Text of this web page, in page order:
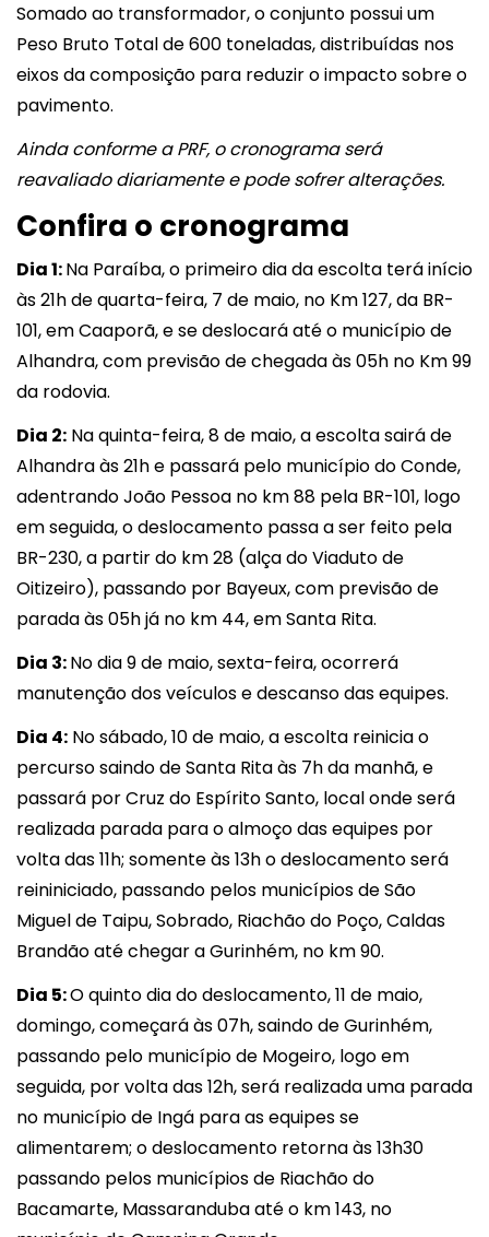
Somado ao transformador, o conjunto possui um
Peso Bruto Total de 600 toneladas, distribuídas nos
eixos da composição para reduzir o impacto sobre o
pavimento.
Ainda conforme a PRF, o cronograma será
reavaliado diariamente e pode sofrer alterações.
Confira o cronograma
Dia 1:Na Paraíba, o primeiro dia da escolta terá início
às 21h de quarta-feira, 7 de maio, no Km 127, da BR-
101, em Caaporã, e se deslocará até o município de
Alhandra, com previsão de chegada às 05h no Km 99
da rodovia.
Dia 2: Na quinta-feira, 8 de maio, a escolta sairá de
Alhandra às 21h e passará pelo município do Conde,
adentrando João Pessoa no km 88 pela BR-101, logo
em seguida, o deslocamento passa a ser feito pela
BR-230, a partir do km 28 (alça do Viaduto de
Oitizeiro), passando por Bayeux, com previsão de
parada às 05h já no km 44, em Santa Rita.
Dia 3:No dia 9 de maio, sexta-feira, ocorrerá
manutenção dos veículos e descanso das equipes.
Dia 4: No sábado, 10 de maio, a escolta reinicia o
percurso saindo de Santa Rita às 7h da manhã, e
passará por Cruz do Espírito Santo, local onde será
realizada parada para o almoço das equipes por
volta das 11h; somente às 13h o deslocamento será
reininiciado, passando pelos municípios de São
Miguel de Taipu, Sobrado, Riachão do Poço, Caldas
Brandão até chegar a Gurinhém, no km 90.
Dia 5:O quinto dia do deslocamento, 11 de maio,
domingo, começará às 07h, saindo de Gurinhém,
passando pelo município de Mogeiro, logo em
seguida, por volta das 12h, será realizada uma parada
no município de Ingá para as equipes se
alimentarem; o deslocamento retorna às 13h30
passando pelos municípios de Riachão do
Bacamarte, Massaranduba até o km 143, no